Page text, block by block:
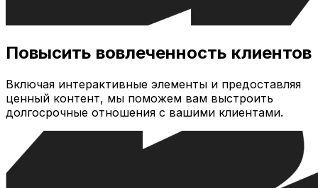
Повысить вовлеченность клиентов
Включая интерактивные элементы и предоставляя
ценный контент, мы поможем вам выстроить
долгосрочные отношения с вашими клиентами.